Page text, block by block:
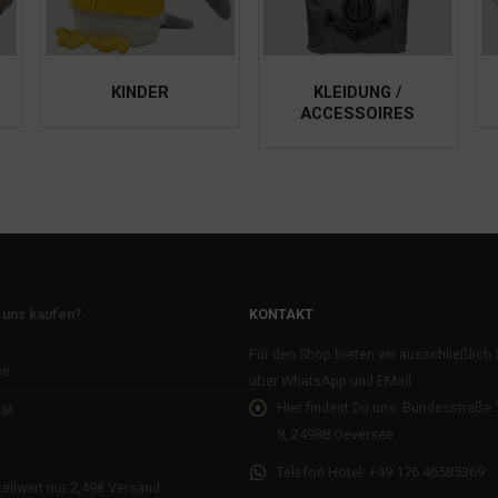
KLEIDUNG /
KÜCHE / HAUSHALT
kaufen?
nur 2,49€ Versand
KONTAKT
Für den Shop bieten wir ausschließlich
über WhatsApp und EMail
Hier findest Du uns:
Bundesstraße
8, 24988 Oeversee
Telefon Hotel: +49 176 46585369